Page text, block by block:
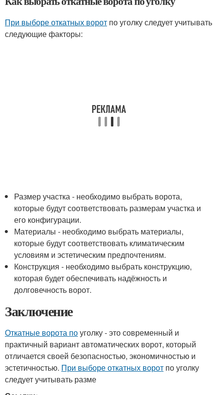
При выборе откатных ворот по уголку следует учитывать
следующие факторы:
Размер участка - необходимо выбрать ворота,
которые будут соответствовать размерам участка и
его конфигурации.
Материалы - необходимо выбрать материалы,
которые будут соответствовать климатическим
условиям и эстетическим предпочтениям.
Конструкция - необходимо выбрать конструкцию,
которая будет обеспечивать надёжность и
долговечность ворот.
Заключение
Откатные ворота поуголку - это современный и
практичный вариант автоматических ворот, который
отличается своей безопасностью, экономичностью и
эстетичностью. При выборе откатных ворот по уголку
следует учитывать разме